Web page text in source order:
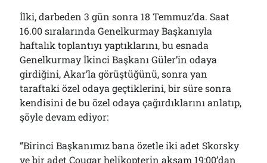
İlki, darbeden 3 gün sonra 18 Temmuz’da. Saat
16.00 sıralarında Genelkurmay Başkanıyla
haftalık toplantıyı yaptıklarını, bu esnada
Genelkurmay İkinci Başkanı Güler’in odaya
girdiğini, Akar’la görüştüğünü, sonra yan
taraftaki özel odaya geçtiklerini, bir süre sonra
kendisini de bu özel odaya çağırdıklarını anlatıp,
şöyle devam ediyor:
“Birinci Başkanımız bana özetle iki adet Skorsky
ve bir adet Cougar helikopterin akşam 19:00’dan